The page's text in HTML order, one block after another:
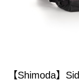
【Shimoda】